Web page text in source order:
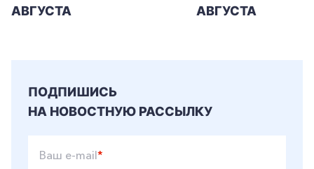
АВГУСТА
АВГУСТА
ПОДПИШИСЬ
НА НОВОСТНУЮ РАССЫЛКУ
Ваш e-mail*